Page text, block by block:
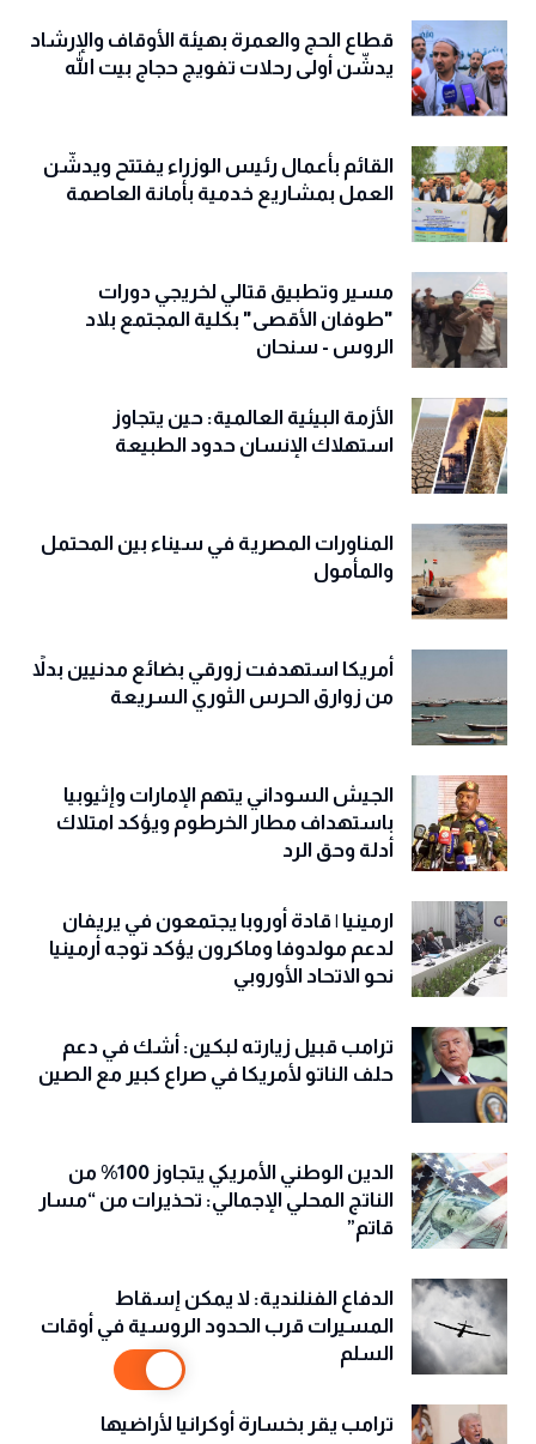
قطاع الحج والعمرة بهيئة الأوقاف والإرشاد
يدشّن أولى رحلات تفويج حجاج بيت الله
القائم بأعمال رئيس الوزراء يفتتح ويدشّن
العمل بمشاريع خدمية بأمانة العاصمة
مسير وتطبيق قتالي لخريجي دورات
"طوفان الأقصى" بكلية المجتمع بلاد
الروس - سنحان
الأزمة البيئية العالمية: حين يتجاوز
استهلاك الإنسان حدود الطبيعة
المناورات المصرية في سيناء بين المحتمل
والمأمول
أمريكا استهدفت زورقي بضائع مدنيين بدلاً
من زوارق الحرس الثوري السريعة
الجيش السوداني يتهم الإمارات وإثيوبيا
باستهداف مطار الخرطوم ويؤكد امتلاك
أدلة وحق الرد
ارمينيا | قادة أوروبا يجتمعون في يريفان
لدعم مولدوفا وماكرون يؤكد توجه أرمينيا
نحو الاتحاد الأوروبي
ترامب قبيل زيارته لبكين: أشك في دعم
حلف الناتو لأمريكا في صراع كبير مع الصين
الدين الوطني الأمريكي يتجاوز 100% من
الناتج المحلي الإجمالي: تحذيرات من “مسار
قاتم”
الدفاع الفنلندية: لا يمكن إسقاط
المسيرات قرب الحدود الروسية في أوقات
السلم
ترامب يقر بخسارة أوكرانيا لأراضيها